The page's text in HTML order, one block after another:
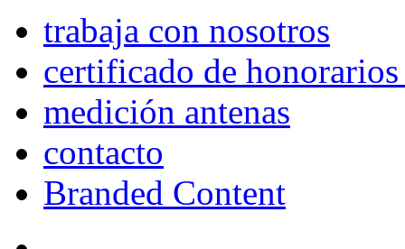
trabaja con nosotros
certificado de
medición antenas
contacto
Branded Content